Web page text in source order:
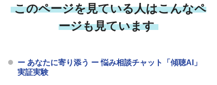
このページを見ている人はこんなペ
ージも見ています
ー あなたに寄り添う ー 悩み相談チャット「傾聴AI」
実証実験